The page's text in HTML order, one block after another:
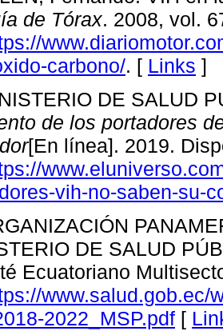
de Tórax. 2008, vol.
carbono/. [ Links ]
DE SALUD
de los portadores
[En línea]. 2019.
vih-no-saben-su-
DE SALUD
Ecuatoriano
www.salud.gob.ec/
2022_MSP.pdf [